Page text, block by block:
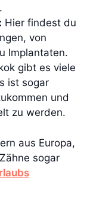
Hier findest du
von
Implantaten.
gibt es viele
ist sogar
und
zu werden.
aus Europa,
sogar